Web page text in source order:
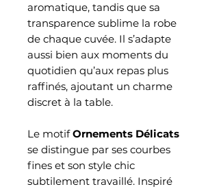
aromatique, tandis que sa
transparence sublime la robe
de chaque cuvée. Il s’adapte
aussi bien aux moments du
quotidien qu’aux repas plus
raffinés, ajoutant un charme
discret à la table.
Le motifOrnements Délicats
se distingue par ses courbes
fines et son style chic
subtilement travaillé. Inspiré